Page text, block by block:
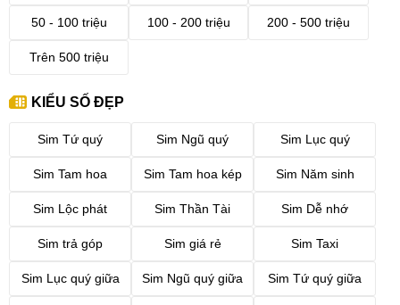
50 - 100 triệu 100 - 200 triệu 200 - 500 triệu
Trên 500 triệu
KIỂU SỐ ĐẸP
Sim Tứ quý Sim Ngũ quý Sim Lục quý
Sim Tam hoa Sim Tam hoa kép Sim Năm sinh
Sim Lộc phát Sim Thần Tài Sim Dễ nhớ
Sim trả góp Sim giá rẻ Sim Taxi
Sim Lục quý giữa Sim Ngũ quý giữa Sim Tứ quý giữa